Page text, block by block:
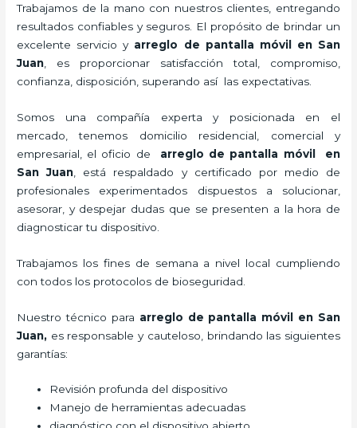
Trabajamos de la mano con nuestros clientes, entregando
resultados confiables y seguros. El propósito de brindar un
excelente servicio y arreglo de pantalla móvil
en San
Juan , es proporcionar satisfacción total, compromiso,
confianza, disposición, superando así las expectativas.
Somos una compañía experta y posicionada en el
mercado, tenemos domicilio residencial, comercial y
empresarial, el oficio de arreglo de pantalla móvil
en
San Juan , está respaldado y certificado por medio de
profesionales experimentados dispuestos a solucionar,
asesorar, y despejar dudas que se presenten a la hora de
diagnosticar tu dispositivo.
Trabajamos los fines de semana a nivel local cumpliendo
con todos los protocolos de bioseguridad.
Nuestro técnico para arreglo de pantalla móvil en San
Juan, es responsable y cauteloso, brindando las siguientes
garantías:
Revisión profunda del dispositivo
Manejo de herramientas adecuadas